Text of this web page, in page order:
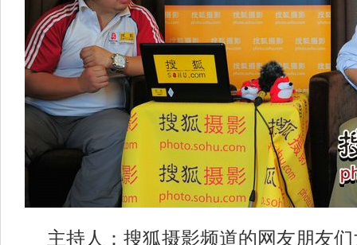
主持人：搜狐摄影频道的网友朋友们